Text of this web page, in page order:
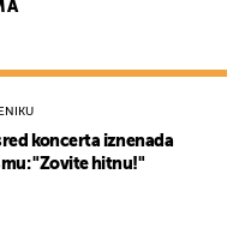
koncerta iznenada
"Zovite hitnu!"